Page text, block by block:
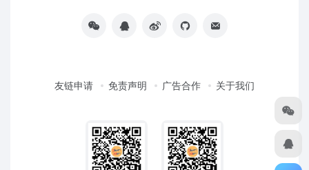
友链申请 免责声明 广告合作 关于我们